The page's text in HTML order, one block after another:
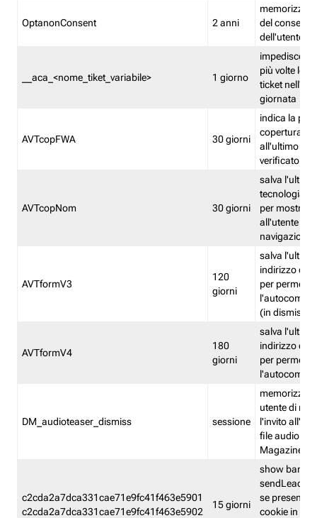
OptanonConsent 2 anni
memorizza
del
dell'utente
__aca_<nome_tiket_variabile> 1 giorno
impedisce di
più volte lo
ticket
giornata
AVTcopFWA 30 giorni
indica la
copertura
all'ultimo
verificato
AVTcopNom 30 giorni
salva l'ultima
tecnologia
per
all'utente
navigazione
AVTformV3
120
giorni
salva l'ultimo
indirizzo di
per
(in
AVTformV4
180
giorni
salva l'ultimo
indirizzo di
per
DM_audioteaser_dismiss sessione
memorizza
utente di
l'invito
file audio del
Magazine
c2cda2a7dca331cae71e9fc41f463e5901
c2cda2a7dca331cae71e9fc41f463e5902
15 giorni
show banner
sendLead
se presenti
cookie in un